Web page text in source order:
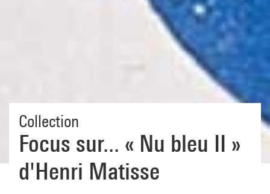
Collection
Focus sur... « Nu bleu II »
d'Henri Matisse